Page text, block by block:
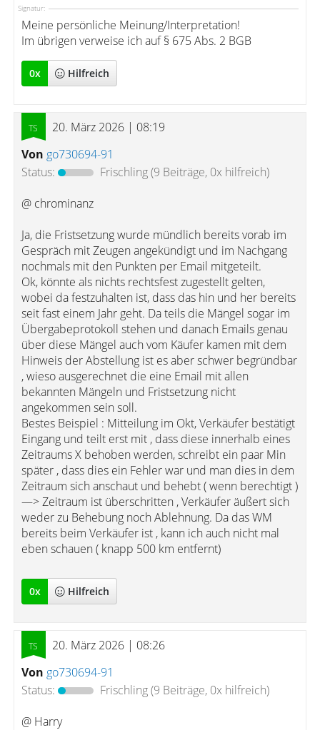
Signatur:
Meine persönliche Meinung/Interpretation!
Im übrigen verweise ich auf § 675 Abs. 2 BGB
0x Hilfreich
20. März 2026 | 08:19
Von go730694-91
Status:
Frischling(9 Beiträge, 0x hilfreich)
@ chrominanz
Ja, die Fristsetzung wurde mündlich bereits vorab im
Gespräch mit Zeugen angekündigt und im Nachgang
nochmals mit den Punkten per Email mitgeteilt.
Ok, könnte als nichts rechtsfest zugestellt gelten,
wobei da festzuhalten ist, dass das hin und her bereits
seit fast einem Jahr geht. Da teils die Mängel sogar im
Übergabeprotokoll stehen und danach Emails genau
über diese Mängel auch vom Käufer kamen mit dem
Hinweis der Abstellung ist es aber schwer begründbar
, wieso ausgerechnet die eine Email mit allen
bekannten Mängeln und Fristsetzung nicht
angekommen sein soll.
Bestes Beispiel : Mitteilung im Okt, Verkäufer bestätigt
Eingang und teilt erst mit , dass diese innerhalb eines
Zeitraums X behoben werden, schreibt ein paar Min
später , dass dies ein Fehler war und man dies in dem
Zeitraum sich anschaut und behebt ( wenn berechtigt )
—> Zeitraum ist überschritten , Verkäufer äußert sich
weder zu Behebung noch Ablehnung. Da das WM
bereits beim Verkäufer ist , kann ich auch nicht mal
eben schauen ( knapp 500 km entfernt)
0x Hilfreich
20. März 2026 | 08:26
Von go730694-91
Status:
Frischling(9 Beiträge, 0x hilfreich)
@ Harry